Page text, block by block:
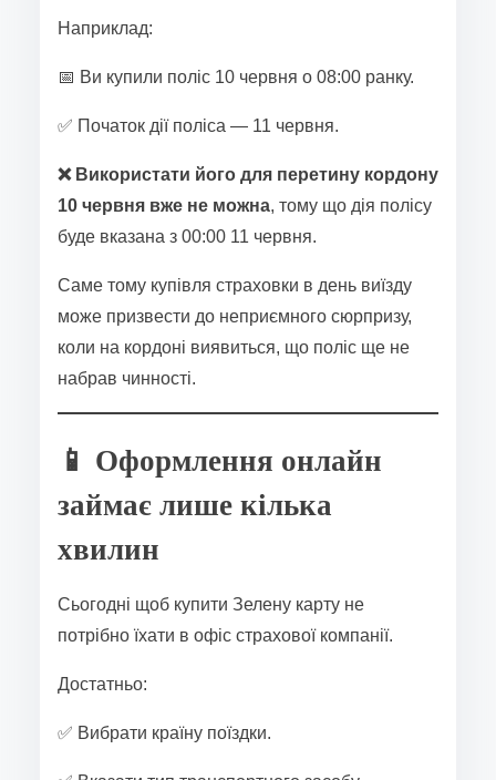
Наприклад:
📅 Ви купили поліс 10 червня о 08:00 ранку.
✅ Початок дії поліса — 11 червня.
❌ Використати його для перетину кордону
10 червня вже не можна, тому що дія полісу
буде вказана з 00:00 11 червня.
Саме тому купівля страховки в день виїзду
може призвести до неприємного сюрпризу,
коли на кордоні виявиться, що поліс ще не
набрав чинності.
📱 Оформлення онлайн
займає лише кілька
хвилин
Сьогодні щоб купити Зелену карту не
потрібно їхати в офіс страхової компанії.
Достатньо:
✅ Вибрати країну поїздки.